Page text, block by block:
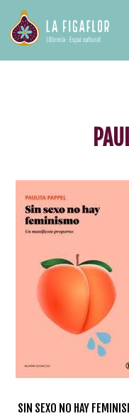
SIN SEXO NO HAY